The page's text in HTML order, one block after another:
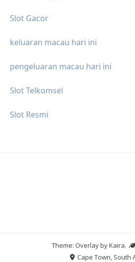
Slot Gacor
keluaran macau hari ini
pengeluaran macau hari ini
Slot Telkomsel
Slot Resmi
Theme: Overlay byKaira.
Cape Town, South